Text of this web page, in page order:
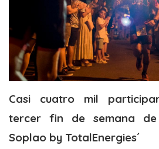
Casi cuatro mil
tercer fin de semana de
Soplao by TotalEnergies´